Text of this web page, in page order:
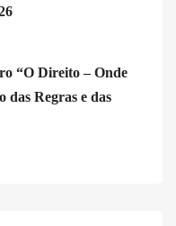
“O Direito – Onde
das Regras e das